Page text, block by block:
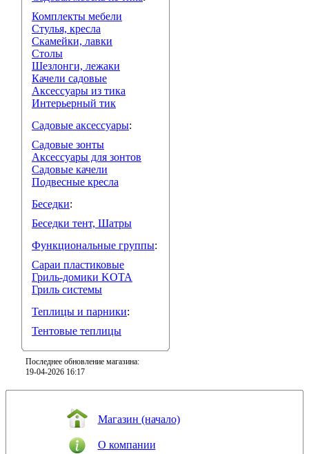
Комплекты мебели
Стулья, кресла
Скамейки, лавки
Столы
Шезлонги, лежаки
Качели садовые
Аксессуары из тика
Интерьерный тик
Садовые аксессуары:
Садовые зонты
Аксессуары для зонтов
Садовые качели
Подвесные кресла
Беседки:
Беседки тент, Шатры
Функциональные группы:
Сараи пластиковые
Гриль-домики KOTA
Гриль системы
Теплицы и парники:
Тентовые теплицы
Последнее обновление магазина:
19-04-2026 16:17
Магазин (начало)
О компании